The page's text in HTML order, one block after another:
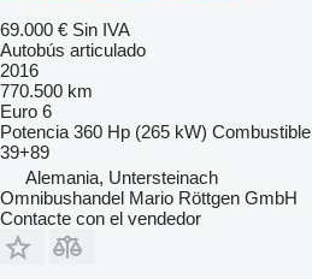
69.000 € Sin IVA
Autobús articulado
2016
770.500 km
Euro 6
Potencia 360 Hp (265 kW) Combustible
39+89
Alemania, Untersteinach
Omnibushandel Mario Röttgen GmbH
Contacte con el vendedor